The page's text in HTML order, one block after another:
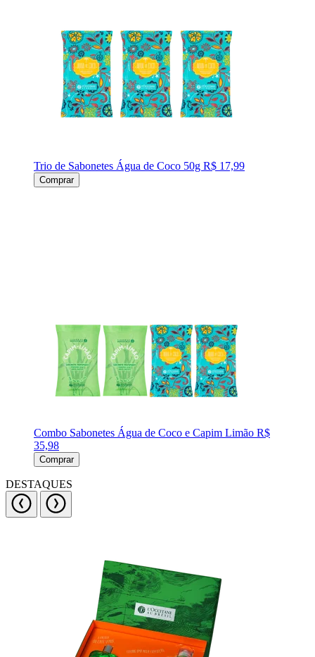
Trio de Sabonetes Água de Coco 50g R$ 17,99
Comprar
Combo Sabonetes Água de Coco e Capim Limão R$
35,98
Comprar
DESTAQUES